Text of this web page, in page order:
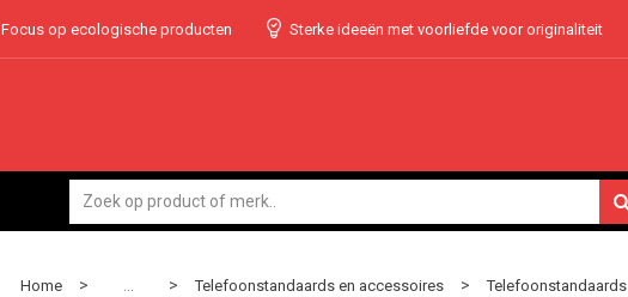
Focus op ecologische producten Sterke ideeën met voorliefde voor originaliteit
Home > ... > Telefoonstandaards en accessoires > Telefoonstandaards